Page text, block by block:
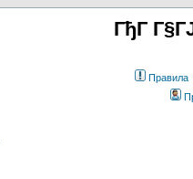
ГђГ
Правила